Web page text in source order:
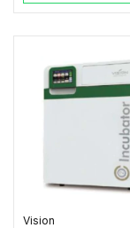
Vision